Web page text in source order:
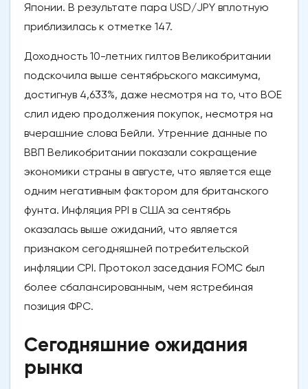
Японии. В результате пара USD/JPY вплотную
приблизилась к отметке 147.
Доходность 10-летних гилтов Великобритании
подскочила выше сентябрьского максимума,
достигнув 4,633%, даже несмотря на то, что BOE
слил идею продолжения покупок, несмотря на
вчерашние слова Бейли. Утренние данные по
ВВП Великобритании показали сокращение
экономики страны в августе, что является еще
одним негативным фактором для британского
фунта. Инфляция PPI в США за сентябрь
оказалась выше ожиданий, что является
признаком сегодняшней потребительской
инфляции CPI. Протокол заседания FOMC был
более сбалансированным, чем ястребиная
позиция ФРС.
Сегодняшние ожидания
рынка